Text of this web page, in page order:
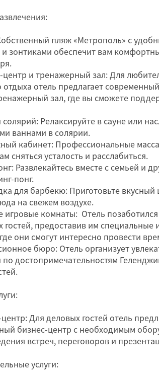
пляж «Метрополь» с
зонтиками обеспечит вам
центр и тренажерный зал: Для
отдыха отель предлагает
зал, где вы сможете
солярий: Релаксируйте в сауне или
ваннами в солярии.
кабинет: Профессиональные
сняться усталость и расслабиться.
Развлекайтесь вместе с семьей и
понг.
для барбекю: Приготовьте
на свежем воздухе.
игровые комнаты: Отель
гостей, предоставив им специальные
они смогут интересно провести
бюро: Отель организует
по достопримечательностям
Для деловых гостей отель
бизнес-центр с необходимым
встреч, переговоров и
услуги: